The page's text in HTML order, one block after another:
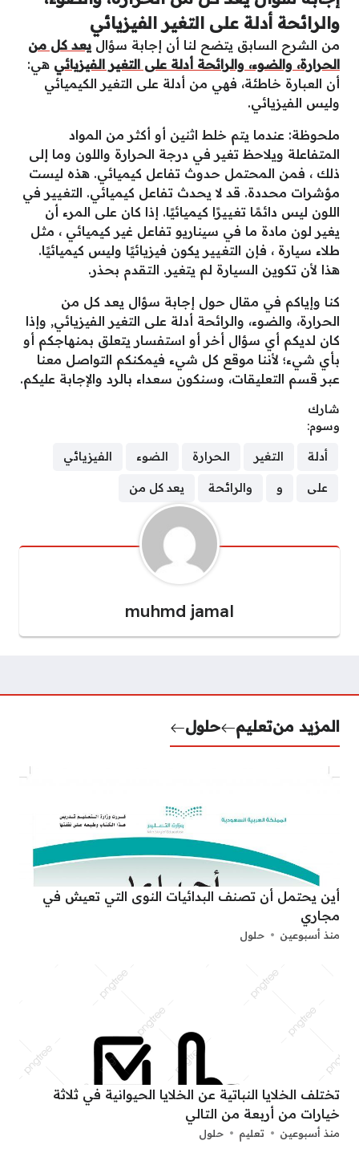
والرائحة أدلة على التغير الفيزيائي
من الشرح السابق يتضح لنا أن إجابة سؤال يعد كل من
الحرارة، والضوء، والرائحة أدلة على التغير الفيزيائي هي:
أن العبارة خاطئة، فهي من أدلة على التغير الكيميائي
وليس الفيزيائي.
ملحوظة: عندما يتم خلط اثنين أو أكثر من المواد
المتفاعلة ويلاحظ تغير في درجة الحرارة واللون وما إلى
ذلك ، فمن المحتمل حدوث تفاعل كيميائي. هذه ليست
مؤشرات محددة. قد لا يحدث تفاعل كيميائي. التغيير في
اللون ليس دائمًا تغييرًا كيميائيًا. إذا كان على المرء أن
يغير لون مادة ما في سيناريو تفاعل غير كيميائي ، مثل
طلاء سيارة ، فإن التغيير يكون فيزيائيًا وليس كيميائيًا.
هذا لأن تكوين السيارة لم يتغير. التقدم بحذر.
كنا وإياكم في مقال حول إجابة سؤال يعد كل من
الحرارة، والضوء، والرائحة أدلة على التغير الفيزيائي, وإذا
كان لديكم أي سؤال أخر أو استفسار يتعلق بمنهاجكم أو
بأي شيء؛ لأننا موقع كل شيء فيمكنكم التواصل معنا
عبر قسم التعليقات، وسنكون سعداء بالرد والإجابة عليكم.
شارك
وسوم:
أدلة التغير الحرارة الضوء الفيزيائي
على و والرائحة يعد كل من
muhmd jamal
المزيد منتعليم حلول
أين يحتمل أن تصنف البدائيات النوى التي تعيش في
مجاري
منذ أسبوعين حلول
تختلف الخلايا النباتية عن الخلايا الحيوانية في ثلاثة
خيارات من أربعة من التالي
منذ أسبوعين تعليم حلول